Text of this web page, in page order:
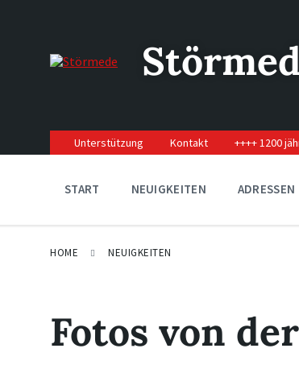
navigation
Unterstützung Kontakt ++++ 1200
START NEUIGKEITEN ADRESSEN
HOME NEUIGKEITEN
Fotos von